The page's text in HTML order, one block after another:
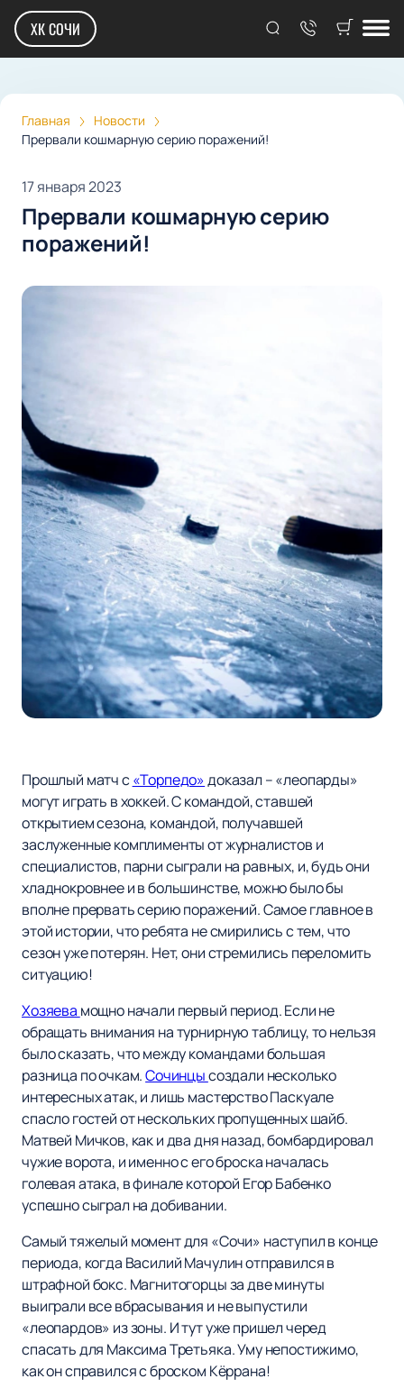
ХК СОЧИ
Главная
Новости
Прервали кошмарную серию поражений!
17 января 2023
Прервали кошмарную серию
поражений!
Прошлый матч с«Торпедо»доказал – «леопарды»
могут играть в хоккей. С командой, ставшей
открытием сезона, командой, получавшей
заслуженные комплименты от журналистов и
специалистов, парни сыграли на равных, и, будь они
хладнокровнее и в большинстве, можно было бы
вполне прервать серию поражений. Самое главное в
этой истории, что ребята не смирились с тем, что
сезон уже потерян. Нет, они стремились переломить
ситуацию!
Хозяева мощно начали первый период. Если не
обращать внимания на турнирную таблицу, то нельзя
было сказать, что между командами большая
разница по очкам.Сочинцысоздали несколько
интересных атак, и лишь мастерство Паскуале
спасло гостей от нескольких пропущенных шайб.
Матвей Мичков, как и два дня назад, бомбардировал
чужие ворота, и именно с его броска началась
голевая атака, в финале которой Егор Бабенко
успешно сыграл на добивании.
Самый тяжелый момент для «Сочи» наступил в конце
периода, когда Василий Мачулин отправился в
штрафной бокс. Магнитогорцы за две минуты
выиграли все вбрасывания и не выпустили
«леопардов» из зоны. И тут уже пришел черед
спасать для Максима Третьяка. Уму непостижимо,
как он справился с броском Кёррана!